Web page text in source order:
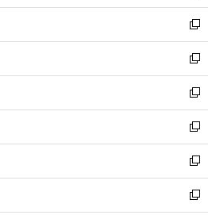
開
く
ウ
ィ
ン
ド
ウ
で
開
く
し
い
ウ
ィ
ン
ド
ウ
で
開
く
新
し
い
ウ
ィ
ン
ド
ウ
で
開
く
新
し
い
ウ
ィ
ン
ド
ウ
で
開
新
し
い
ウ
ィ
ン
ド
新
し
い
ウ
ィ
新
し
い
新